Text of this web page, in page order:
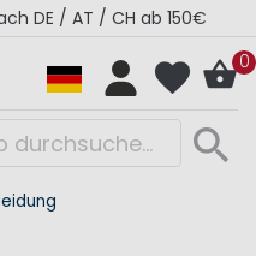
ROYALES Kollektion -
0